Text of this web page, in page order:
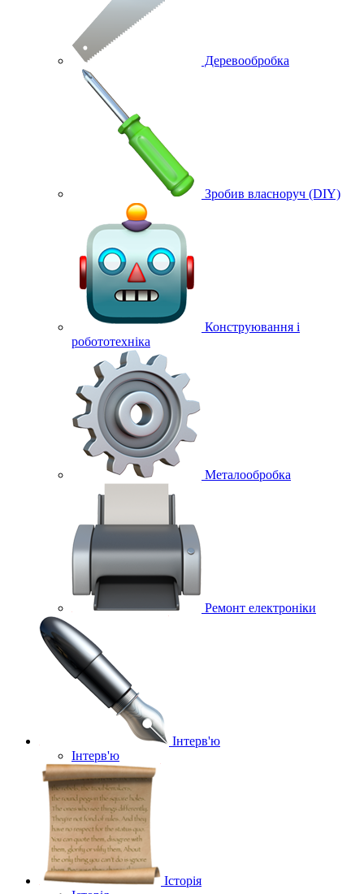
Деревообробка
Зробив власноруч (DIY)
Конструювання і
робототехніка
Металообробка
Ремонт електроніки
Інтерв'ю
Інтерв'ю
Історія